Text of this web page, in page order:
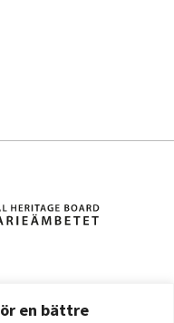
en bättre